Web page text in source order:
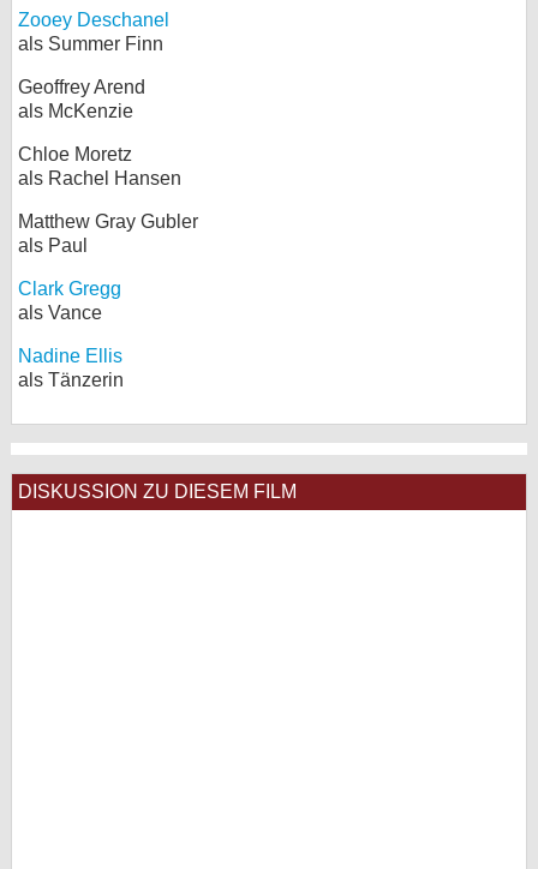
Zooey Deschanel
als Summer Finn
Geoffrey Arend
als McKenzie
Chloe Moretz
als Rachel Hansen
Matthew Gray Gubler
als Paul
Clark Gregg
als Vance
Nadine Ellis
als Tänzerin
DISKUSSION ZU DIESEM FILM